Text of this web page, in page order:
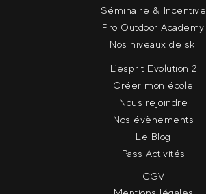
Séminaire & Incentive
Pro Outdoor Academy
Nos niveaux de ski
L'esprit Evolution 2
Créer mon école
Nous rejoindre
Nos évènements
Le Blog
Pass Activités
CGV